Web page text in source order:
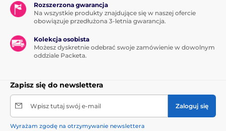
Rozszerzona gwarancja
Na wszystkie produkty znajdujące się w naszej ofercie
obowiązuje przedłużona 3-letnia gwarancja.
Kolekcja osobista
Możesz dyskretnie odebrać swoje zamówienie w dowolnym
oddziale Packeta.
Zapisz się do newslettera
Wpisz tutaj swój e-mail Zaloguj się
Wyrażam zgodę na otrzymywanie newslettera